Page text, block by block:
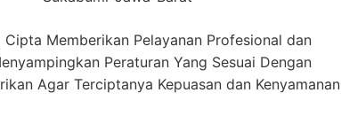
Cipta Memberikan Pelayanan Profesional dan
Peraturan Yang Sesuai Dengan
Agar Terciptanya Kepuasan dan Kenyamanan